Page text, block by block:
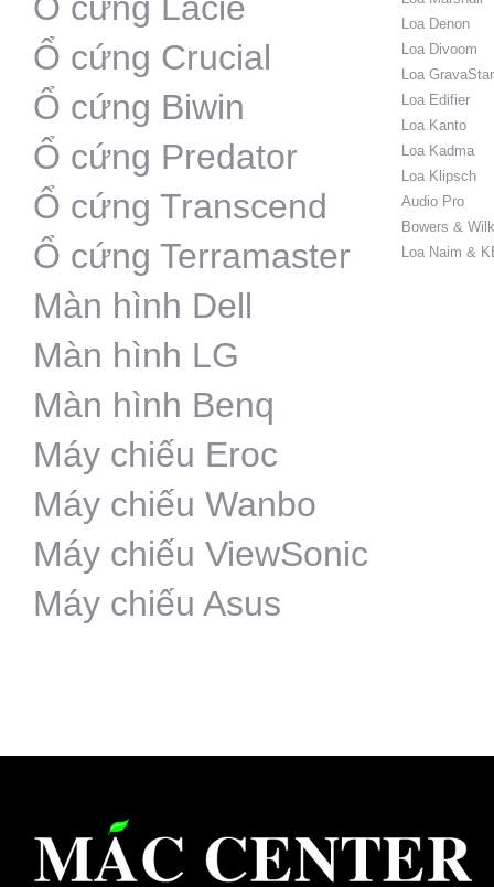
Ổ cứng Crucial
Ổ cứng Biwin
Ổ cứng Predator
Ổ cứng Transcend
Ổ cứng Terramaster
Màn hình Dell
Màn hình LG
Màn hình Benq
Máy chiếu Eroc
Máy chiếu Wanbo
Máy chiếu ViewSonic
Máy chiếu Asus
Loa Denon
Loa Divoom
Loa GravaStar
Loa Edifier
Loa Kanto
Loa Kadma
Loa Klipsch
Audio Pro
Bowers &
Loa Naim &